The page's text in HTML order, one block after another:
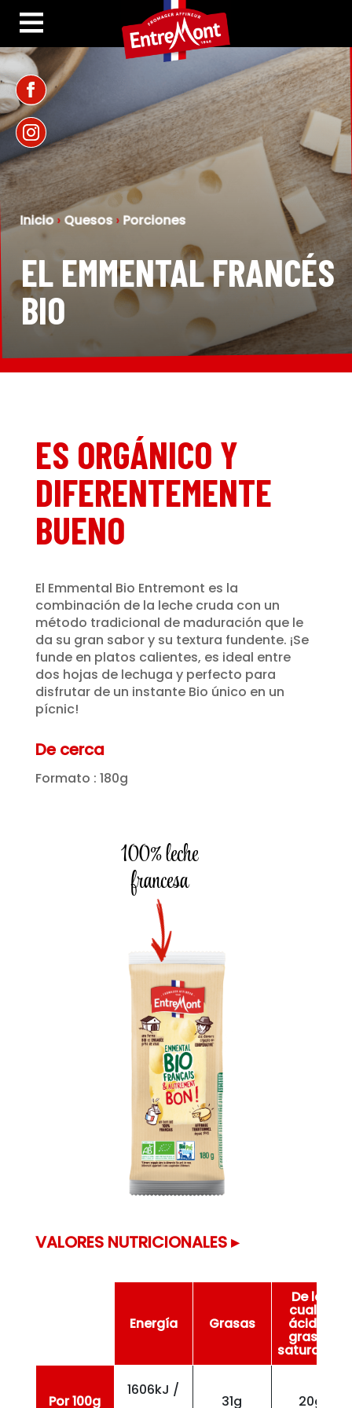
Inicio› Quesos› Porciones
EL EMMENTAL FRANCÉS
BIO
ES ORGÁNICO Y
DIFERENTEMENTE
BUENO
El Emmental Bio Entremont es la
combinación de la leche cruda con un
método tradicional de maduración que le
da su gran sabor y su textura fundente. ¡Se
funde en platos calientes, es ideal entre
dos hojas de lechuga y perfecto para
disfrutar de un instante Bio único en un
pícnic!
De cerca
Formato : 180g
100% leche
francesa
VALORES NUTRICIONALES ▸
Energía Grasas
De los
cuales
ácidos
grasos
saturados
Por 100g
1606kJ /
31g 20g